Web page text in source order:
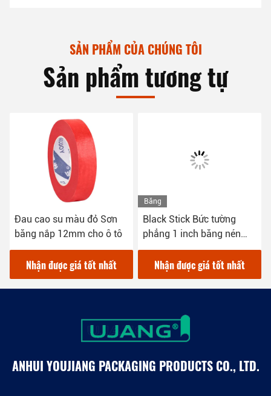
SẢN PHẨM CỦA CHÚNG TÔI
Sản phẩm tương tự
Đau cao su màu đỏ Sơn
băng nắp 12mm cho ô tô
Nhận được giá tốt nhất
Băng
hình
Black Stick Bức tường
phẳng 1 inch băng nén
Crepe giấy cắt cắt
Nhận được giá tốt nhất
ANHUI YOUJIANG PACKAGING PRODUCTS CO., LTD.